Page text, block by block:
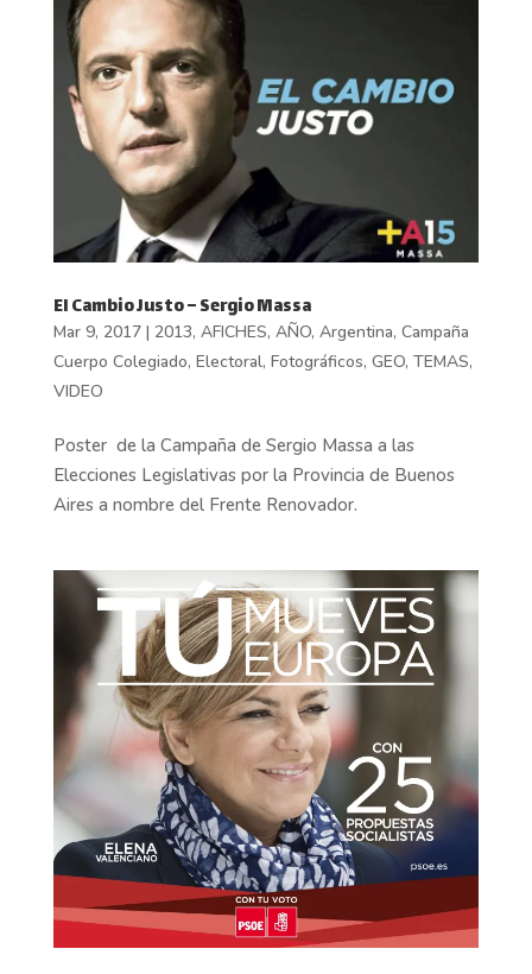
El Cambio Justo – Sergio Massa
Mar 9, 2017| 2013, AFICHES, AÑO, Argentina, Campaña
Cuerpo Colegiado, Electoral, Fotográficos, GEO, TEMAS,
VIDEO
Poster de la Campaña de Sergio Massa a las
Elecciones Legislativas por la Provincia de Buenos
Aires a nombre del Frente Renovador.